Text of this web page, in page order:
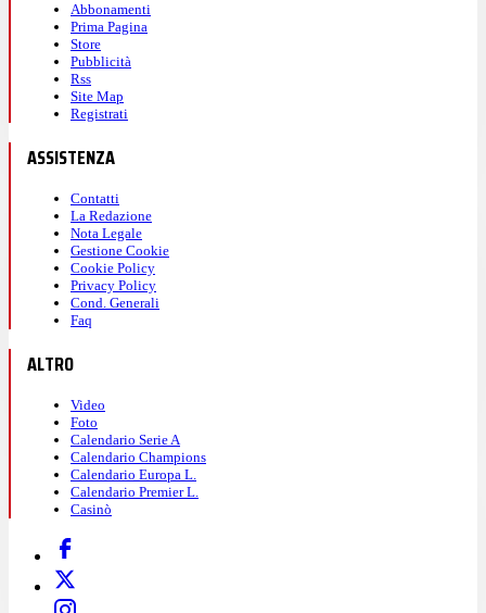
Abbonamenti
Prima Pagina
Store
Pubblicità
Rss
Site Map
Registrati
ASSISTENZA
Contatti
La Redazione
Nota Legale
Gestione Cookie
Cookie Policy
Privacy Policy
Cond. Generali
Faq
ALTRO
Video
Foto
Calendario Serie A
Calendario Champions
Calendario Europa L.
Calendario Premier L.
Casinò